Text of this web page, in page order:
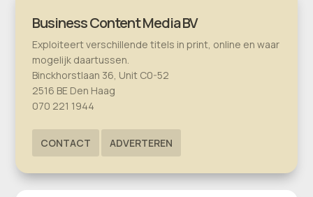
Business Content Media BV
Exploiteert verschillende titels in print, online en waar
mogelijk daartussen.
Binckhorstlaan 36, Unit C0-52
2516 BE Den Haag
070 221 1944
CONTACT ADVERTEREN